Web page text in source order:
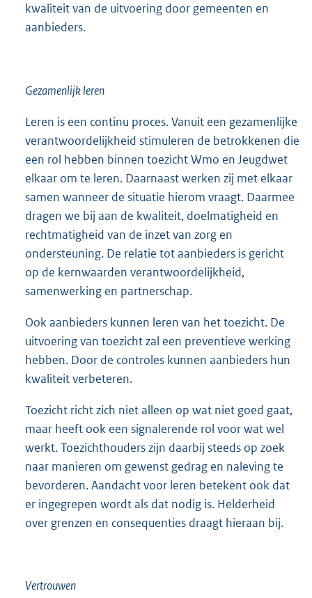
kwaliteit van de uitvoering door gemeenten en
aanbieders.
Gezamenlijk leren
Leren is een continu proces. Vanuit een gezamenlijke
verantwoordelijkheid stimuleren de betrokkenen die
een rol hebben binnen toezicht Wmo en Jeugdwet
elkaar om te leren. Daarnaast werken zij met elkaar
samen wanneer de situatie hierom vraagt. Daarmee
dragen we bij aan de kwaliteit, doelmatigheid en
rechtmatigheid van de inzet van zorg en
ondersteuning. De relatie tot aanbieders is gericht
op de kernwaarden verantwoordelijkheid,
samenwerking en partnerschap.
Ook aanbieders kunnen leren van het toezicht. De
uitvoering van toezicht zal een preventieve werking
hebben. Door de controles kunnen aanbieders hun
kwaliteit verbeteren.
Toezicht richt zich niet alleen op wat niet goed gaat,
maar heeft ook een signalerende rol voor wat wel
werkt. Toezichthouders zijn daarbij steeds op zoek
naar manieren om gewenst gedrag en naleving te
bevorderen. Aandacht voor leren betekent ook dat
er ingegrepen wordt als dat nodig is. Helderheid
over grenzen en consequenties draagt hieraan bij.
Vertrouwen